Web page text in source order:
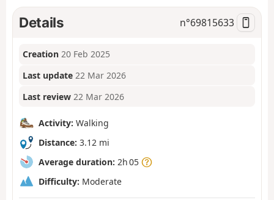
Details n°69815633
Creation 20 Feb 2025
Last update 22 Mar 2026
Last review 22 Mar 2026
Activity: Walking
Distance: 3.12 mi
Average duration: 2h 05
Difficulty: Moderate